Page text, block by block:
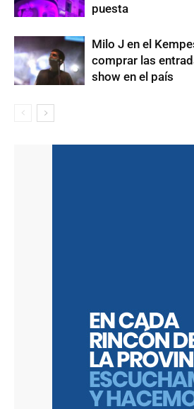
puesta
Milo J en el
comprar las
show en el país